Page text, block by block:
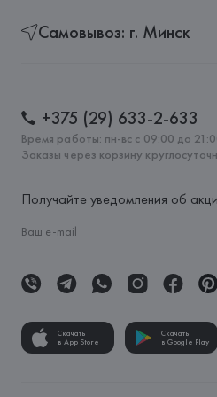
Самовывоз: г. Минск
+375 (29) 633-2-633
Время работы: пн-вс с 09:00 до
Заказы через корзину
Получайте уведомления об
Скачать
в App Store
Скачать
в Google Play